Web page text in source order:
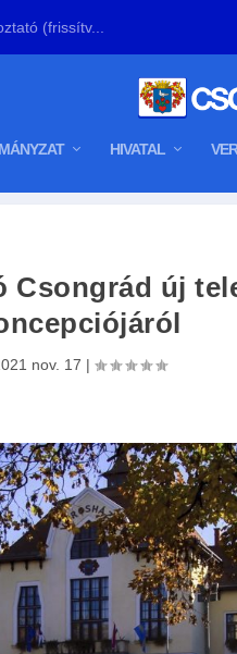
(frissítv...
HIVATAL
Csongrád új
nov. 17 |